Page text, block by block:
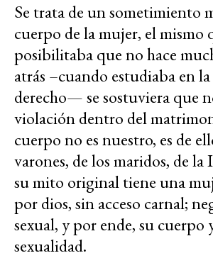
Se trata de un sometimiento
cuerpo de la mujer, el mismo
posibilitaba que no hace
atrás –cuando estudiaba en
derecho— se sostuviera que
violación dentro del
cuerpo no es nuestro, es de
varones, de los maridos, de la
su mito original tiene una
por dios, sin acceso carnal;
sexual, y por ende, su cuerpo
sexualidad.